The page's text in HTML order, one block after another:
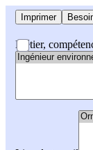
Imprimer
Métier,